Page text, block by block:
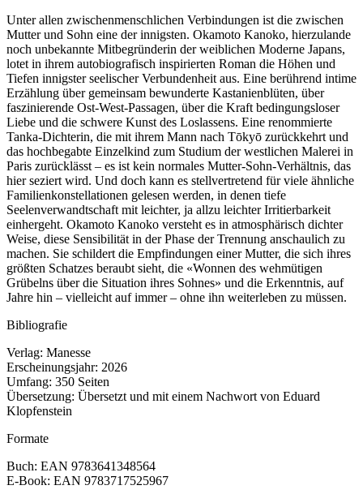
Unter allen zwischenmenschlichen Verbindungen ist die zwischen
Mutter und Sohn eine der innigsten. Okamoto Kanoko, hierzulande
noch unbekannte Mitbegründerin der weiblichen Moderne Japans,
lotet in ihrem autobiografisch inspirierten Roman die Höhen und
Tiefen innigster seelischer Verbundenheit aus. Eine berührend intime
Erzählung über gemeinsam bewunderte Kastanienblüten, über
faszinierende Ost-West-Passagen, über die Kraft bedingungsloser
Liebe und die schwere Kunst des Loslassens. Eine renommierte
Tanka-Dichterin, die mit ihrem Mann nach Tōkyō zurückkehrt und
das hochbegabte Einzelkind zum Studium der westlichen Malerei in
Paris zurücklässt – es ist kein normales Mutter-Sohn-Verhältnis, das
hier seziert wird. Und doch kann es stellvertretend für viele ähnliche
Familienkonstellationen gelesen werden, in denen tiefe
Seelenverwandtschaft mit leichter, ja allzu leichter Irritierbarkeit
einhergeht. Okamoto Kanoko versteht es in atmosphärisch dichter
Weise, diese Sensibilität in der Phase der Trennung anschaulich zu
machen. Sie schildert die Empfindungen einer Mutter, die sich ihres
größten Schatzes beraubt sieht, die «Wonnen des wehmütigen
Grübelns über die Situation ihres Sohnes» und die Erkenntnis, auf
Jahre hin – vielleicht auf immer – ohne ihn weiterleben zu müssen.
Bibliografie
Verlag: Manesse
Erscheinungsjahr: 2026
Umfang: 350 Seiten
Übersetzung: Übersetzt und mit einem Nachwort von Eduard
Klopfenstein
Formate
Buch: EAN 9783641348564
E-Book: EAN 9783717525967